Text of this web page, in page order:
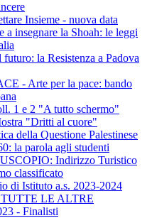
Insieme - nuova data
a insegnare la Shoah: le leggi
la Resistenza a Padova
- Arte per la pace: bando
1 e 2 "A tutto schermo"
"Dritti al cuore"
della Questione Palestinese
la parola agli studenti
Indirizzo Turistico
classificato
di Istituto a.s. 2023-2024
LE ALTRE
- Finalisti